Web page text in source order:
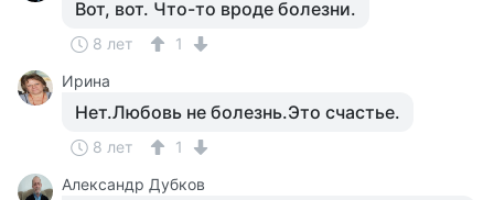
Вот, вот. Что-то вроде болезни.
8 лет
1
Ирина
Нет.Любовь не болезнь.Это счастье.
8 лет
1
Александр Дубков